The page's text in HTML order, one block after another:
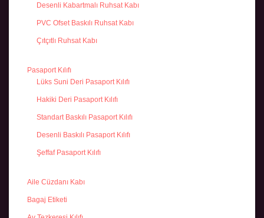
Desenli Kabartmalı Ruhsat Kabı
PVC Ofset Baskılı Ruhsat Kabı
Çıtçıtlı Ruhsat Kabı
Pasaport Kılıfı
Lüks Suni Deri Pasaport Kılıfı
Hakiki Deri Pasaport Kılıfı
Standart Baskılı Pasaport Kılıfı
Desenli Baskılı Pasaport Kılıfı
Şeffaf Pasaport Kılıfı
Aile Cüzdanı Kabı
Bagaj Etiketi